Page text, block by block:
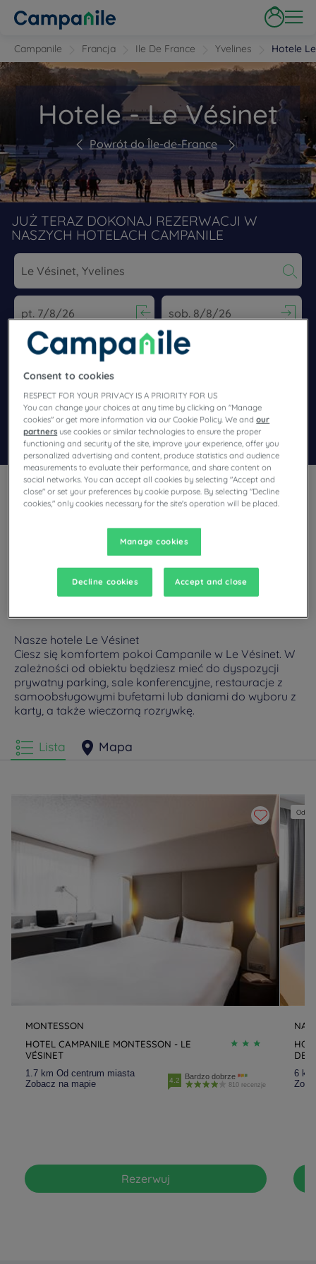
Campanile Francja Ile De France Yvelines Hotele
Hotele - Le Vésinet
Powrót do Île-de-France
JUŻ TERAZ DOKONAJ REZERWACJI W
NASZYCH HOTELACH CAMPANILE
Navigate forward to interact with the calendar and select a
Navigate backward to interact
Znajdź hotel
Dodaj specjalny kod
Planują Państwo pobyt w Le Vésinet i poszukują hotelu?
Campanile oferuje komfortowe pokoje i dobrą kuchnię w
Nasze hotele Le Vésinet
Ciesz się komfortem pokoi Campanile w Le Vésinet. W
zależności od obiektu będziesz mieć do dyspozycji
prywatny parking, sale konferencyjne, restauracje z
samoobsługowymi bufetami lub daniami do wyboru z
karty, a także wieczorną rozrywkę.
Lista Mapa
MONTESSON
HOTEL CAMPANILE MONTESSON - LE
VÉSINET
1.7 km Od centrum miasta
Zobacz na mapie
4.2 Bardzo dobrze
810 recenzje
Rezerwuj
6
Consent to cookies
RESPECT FOR YOUR PRIVACY IS A PRIORITY FOR US
You can change your choices at any time by clicking on "Manage
cookies" or get more information via our Cookie Policy. We andour
partners use cookies or similar technologies to ensure the proper
functioning and security of the site, improve your experience, offer you
personalized advertising and content, produce statistics and audience
measurements to evaluate their performance, and share content on
social networks. You can accept all cookies by selecting "Accept and
close" or set your preferences by cookie purpose. By selecting "Decline
cookies," only cookies necessary for the site's operation will be placed.
Manage cookies
Decline cookies Accept and close